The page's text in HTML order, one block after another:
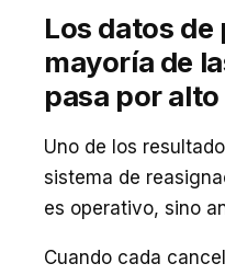
Los datos de
mayoría de
pasa por alto
Uno de los
sistema de
es operativo, sino
Cuando cada